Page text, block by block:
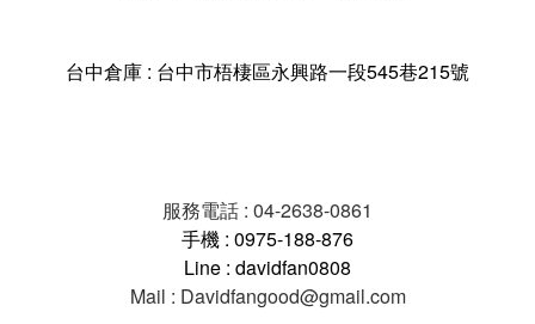
台中倉庫 : 台中市梧棲區永興路一段545巷215號
服務電話 : 04-2638-0861
手機 : 0975-188-876
Line : davidfan0808
Mail : Davidfangood@gmail.com